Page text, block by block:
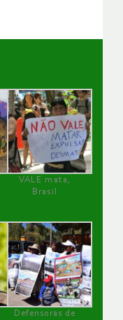
VALE mata,
Brasil
Defensoras de